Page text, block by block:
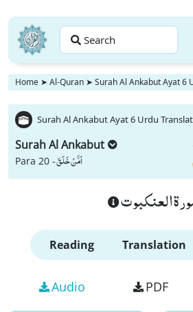
Search
Home ➤ Al-Quran ➤ Surah Al Ankabut Ayat 6
Surah Al Ankabut Ayat 6 Urdu
Surah Al Ankabut
Para 20 -اَمَّنْ خَلَقَ
العنكبوت
Reading Translation
Audio PDF